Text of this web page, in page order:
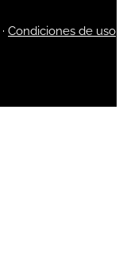
· Condiciones de uso